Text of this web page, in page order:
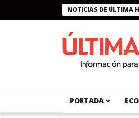
NOTICIAS DE ÚLTIMA
Presidente Bukele condecora a
PORTADA